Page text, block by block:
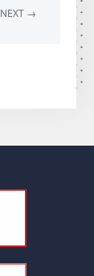
NEXT →